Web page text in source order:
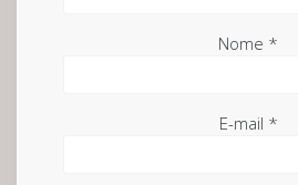
Nome *
E-mail *